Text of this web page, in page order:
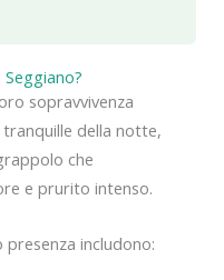
sopravvivenza
tranquille della notte,
che
e prurito intenso.
presenza includono: